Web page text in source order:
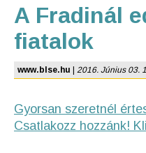
A Fradinál
fiatalok
www.blse.hu 2016. Június 03.
Gyorsan szeretnél
Csatlakozz hozzánk!